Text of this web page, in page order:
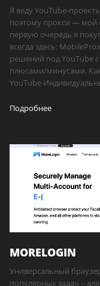
Я веду YouTube-
поэтому прокси — мой
первую очередь я
всегда здесь:
решений под YouTube
плюсами/минусами.
YouTube
Подробнее
MORELOGIN
Универсальный
популярных задач –